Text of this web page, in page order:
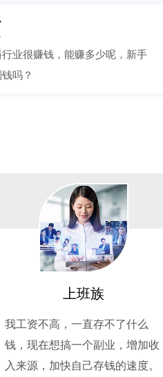
业很赚钱，能赚多少呢，新手
吗？
上班族
我工资不高，一直存不了什么
钱，现在想搞一个副业，增加收
入来源，加快自己存钱的速度。